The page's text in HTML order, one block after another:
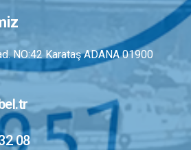
NO:42 Karataş ADANA 01900
08